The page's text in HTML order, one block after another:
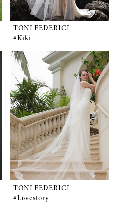
TONI FEDERICI
#Kiki
TONI FEDERICI
#Lovestory